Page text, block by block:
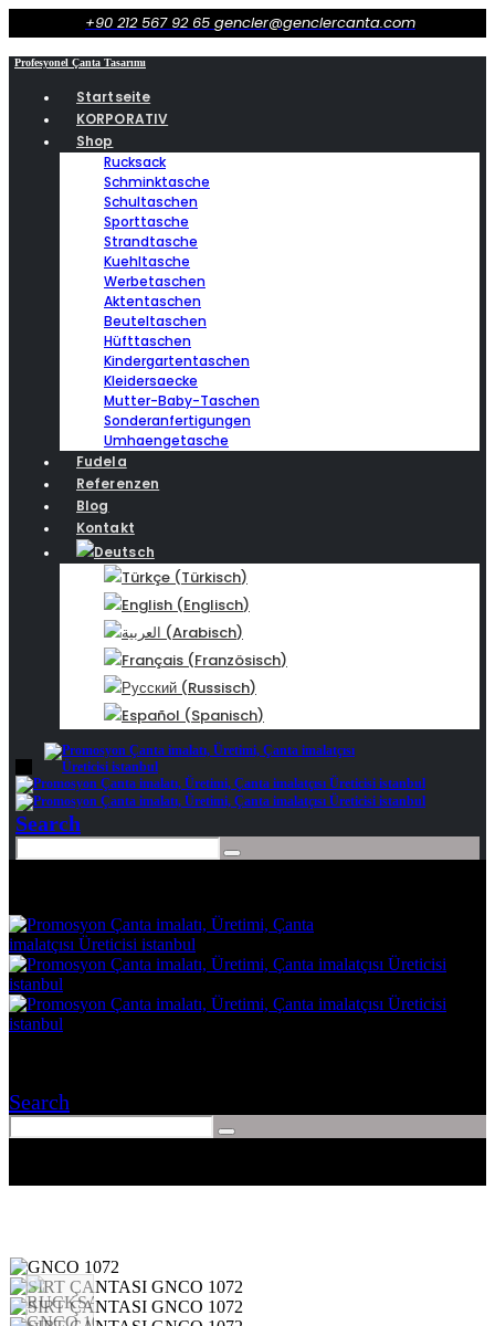
+90 212 567 92 65 gencler@genclercanta.com
Profesyonel Çanta Tasarımı
Startseite
KORPORATIV
Shop
Rucksack
Schminktasche
Schultaschen
Sporttasche
Strandtasche
Kuehltasche
Werbetaschen
Aktentaschen
Beuteltaschen
Hüfttaschen
Kindergartentaschen
Kleidersaecke
Mutter-Baby-Taschen
Sonderanfertigungen
Umhaengetasche
Fudela
Referenzen
Blog
Kontakt
Deutsch
Türkçe (Türkisch)
English (Englisch)
العربية (Arabisch)
Français (Französisch)
Русский (Russisch)
Español (Spanisch)
Search
Search